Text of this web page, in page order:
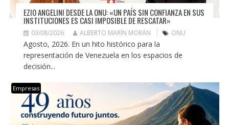
EZIO ANGELINI DESDE LA ONU: «UN PAÍS SIN CONFIANZA EN SUS
INSTITUCIONES ES CASI IMPOSIBLE DE RESCATAR»
03/08/2026 ALBERTO MARÍN MORÁN ONU
Agosto, 2026. En un hito histórico para la
representación de Venezuela en los espacios de
decisión...
Empresas